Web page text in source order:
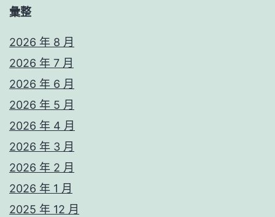
彙整
2026 年 8 月
2026 年 7 月
2026 年 6 月
2026 年 5 月
2026 年 4 月
2026 年 3 月
2026 年 2 月
2026 年 1 月
2025 年 12 月